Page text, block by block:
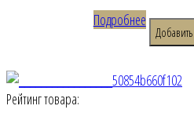
Подробнее
Рейтинг товара: